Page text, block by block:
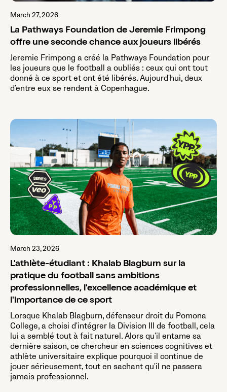
March 27, 2026
La Pathways Foundation de Jeremie Frimpong
offre une seconde chance aux joueurs libérés
Jeremie Frimpong a créé la Pathways Foundation pour
les joueurs que le football a oubliés : ceux qui ont tout
donné à ce sport et ont été libérés. Aujourd'hui, deux
d'entre eux se rendent à Copenhague.
March 23, 2026
L'athlète-étudiant : Khalab Blagburn sur la
pratique du football sans ambitions
professionnelles, l'excellence académique et
l'importance de ce sport
Lorsque Khalab Blagburn, défenseur droit du Pomona
College, a choisi d'intégrer la Division III de football, cela
lui a semblé tout à fait naturel. Alors qu'il entame sa
dernière saison, ce chercheur en sciences cognitives et
athlète universitaire explique pourquoi il continue de
jouer sérieusement, tout en sachant qu'il ne passera
jamais professionnel.